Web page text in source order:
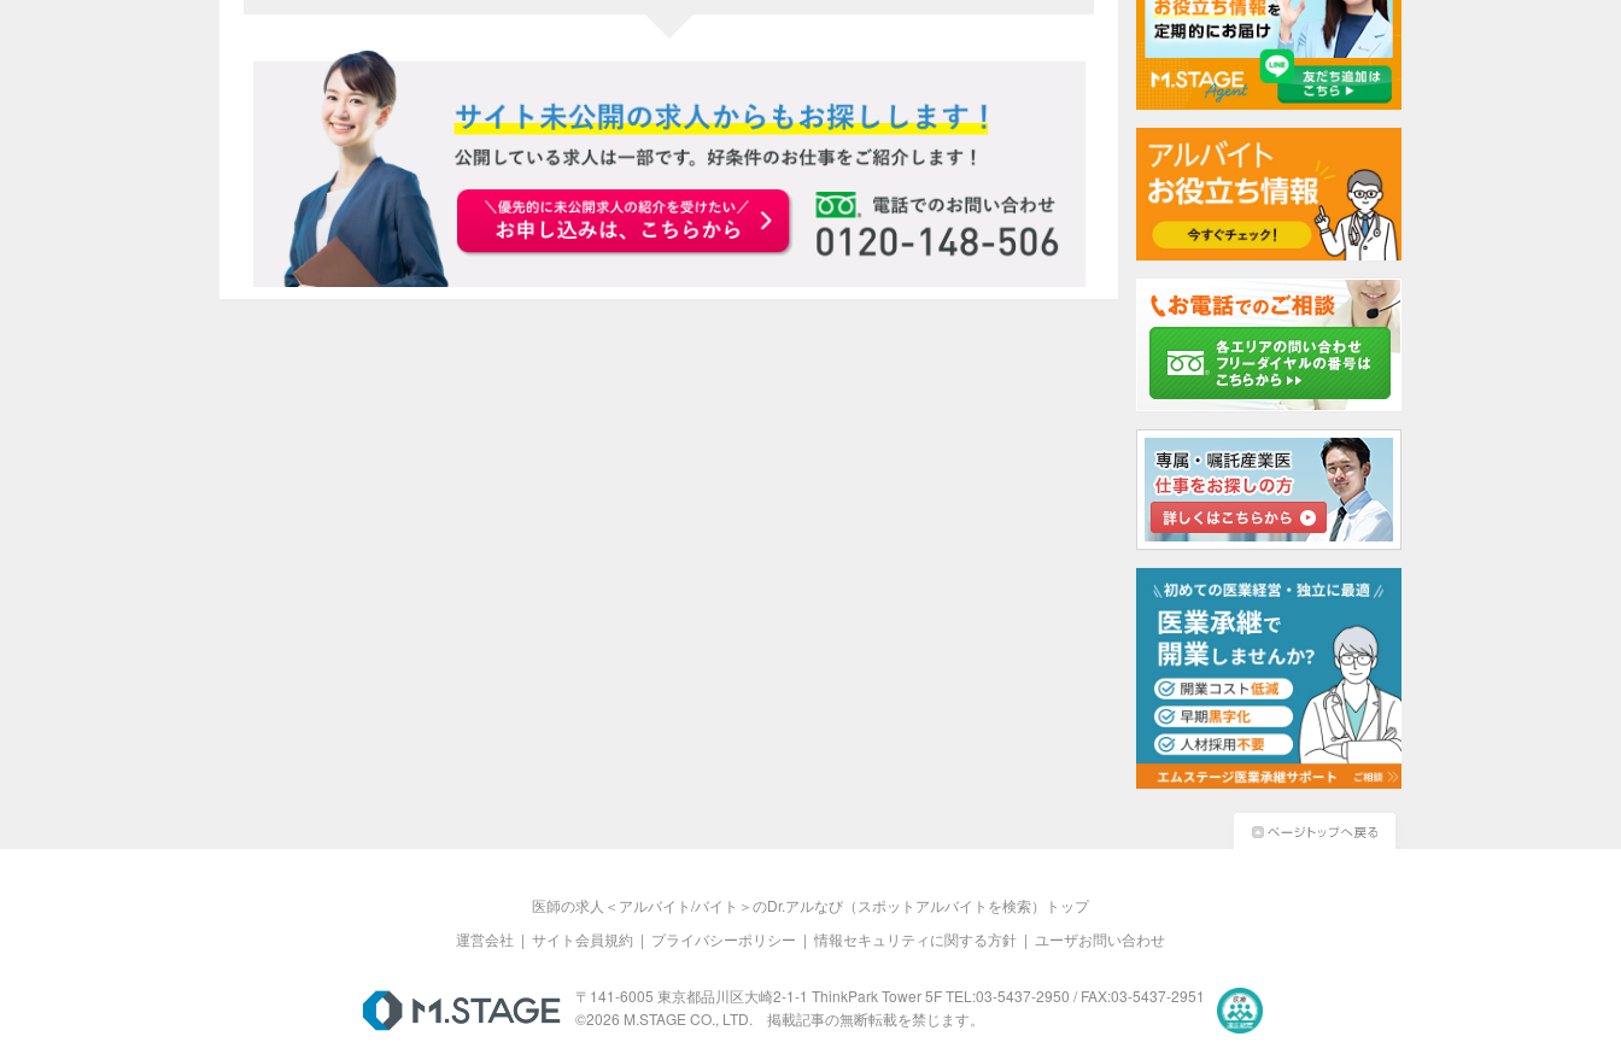
お申込みはこちらから
医師の求人＜アルバイト/バイト＞のDr.アルなび（スポットアルバイトを検索）トップ
運営会社 | サイト会員規約 | プライバシーポリシー | 情報セキュリティに関する方針 | ユーザお問い合わせ
M.STAGE
〒141-6005 東京都品川区大崎2-1-1 ThinkPark Tower 5F TEL:03-5437-2950 / FAX:03-5437-2951
©2026 M.STAGE CO., LTD. 掲載記事の無断転載を禁じます。